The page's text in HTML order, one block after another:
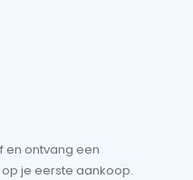
en ontvang een
je eerste aankoop.